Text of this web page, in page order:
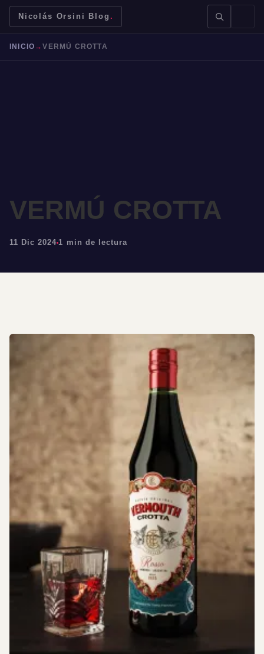
Nicolás Orsini Blog .
INICIO →VERMÚ CROTTA
VERMÚ CROTTA
11 Dic 2024 1 min de lectura